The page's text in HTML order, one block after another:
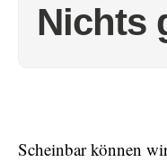
Nichts
Scheinbar können